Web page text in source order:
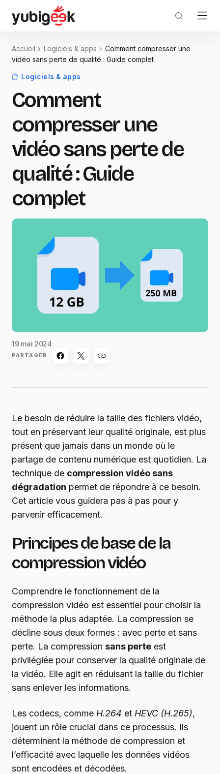
Accueil Logiciels & apps
Comment compresser une
vidéo sans perte de qualité : Guide complet
Logiciels & apps
Comment
compresser une
vidéo sans perte de
qualité : Guide
complet
19 mai 2024
PARTAGER
Le besoin de réduire la taille des fichiers vidéo,
tout en préservant leur qualité originale, est plus
présent que jamais dans un monde où le
partage de contenu numérique est quotidien. La
technique de compression vidéo sans
dégradation permet de répondre à ce besoin.
Cet article vous guidera pas à pas pour y
parvenir efficacement.
Principes de base de la
compression vidéo
Comprendre le fonctionnement de la
compression vidéo est essentiel pour choisir la
méthode la plus adaptée. La compression se
décline sous deux formes : avec perte et sans
perte. La compression sans perte est
privilégiée pour conserver la qualité originale de
la vidéo. Elle agit en réduisant la taille du fichier
sans enlever les informations.
Les codecs, comme H.264 et HEVC (H.265),
jouent un rôle crucial dans ce processus. Ils
déterminent la méthode de compression et
l’efficacité avec laquelle les données vidéos
sont encodées et décodées.